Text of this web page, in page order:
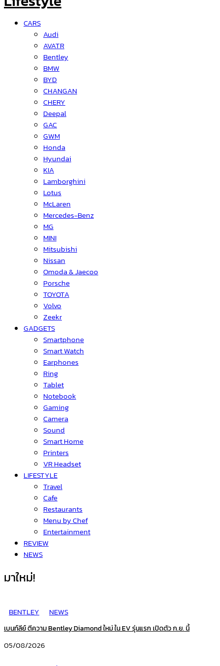
CARS
Audi
AVATR
Bentley
BMW
BYD
CHANGAN
CHERY
Deepal
GAC
GWM
Honda
Hyundai
KIA
Lamborghini
Lotus
McLaren
Mercedes-Benz
MG
MINI
Mitsubishi
Nissan
Omoda & Jaecoo
Porsche
TOYOTA
Volvo
Zeekr
GADGETS
Smartphone
Smart Watch
Earphones
Ring
Tablet
Notebook
Gaming
Camera
Sound
Smart Home
Printers
VR Headset
LIFESTYLE
Travel
Cafe
Restaurants
Menu by Chef
Entertainment
REVIEW
NEWS
มาใหม่!
BENTLEY NEWS
เบนท์ลีย์ ตีความ Bentley Diamond ใหม่ ใน EV รุ่นแรก เปิดตัว ก.ย. นี้
05/08/2026